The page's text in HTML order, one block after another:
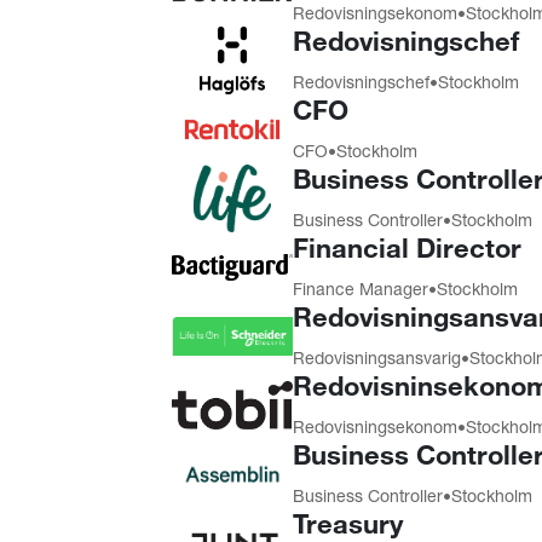
Redovisnings­ekonom•
Redovisningschef
Redovisnings­chef•Stockholm
CFO
CFO•Stockholm
Business
Business Controller•Stockholm
Financial Director
Finance Manager•Stockholm
Redovisningsansvarig•
Redovisnings­ekonom•
Business
Business Controller•Stockholm
Treasury